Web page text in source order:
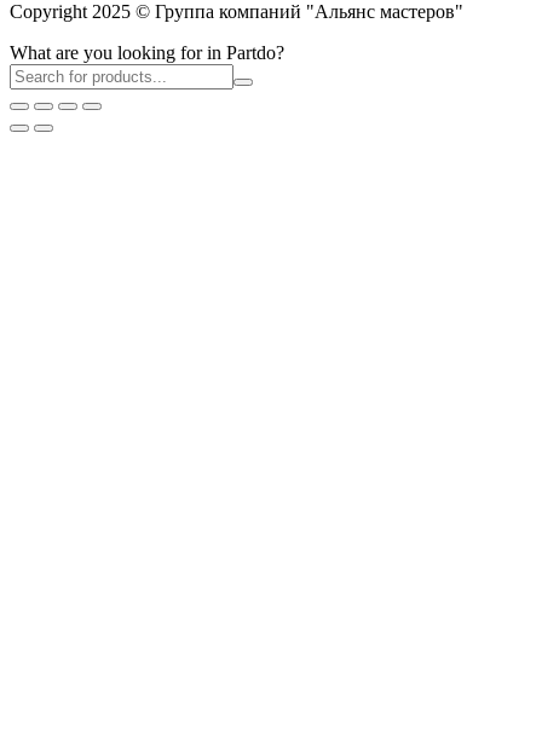
Copyright 2025 © Группа компаний "Альянс мастеров"
What are you looking for in Partdo?